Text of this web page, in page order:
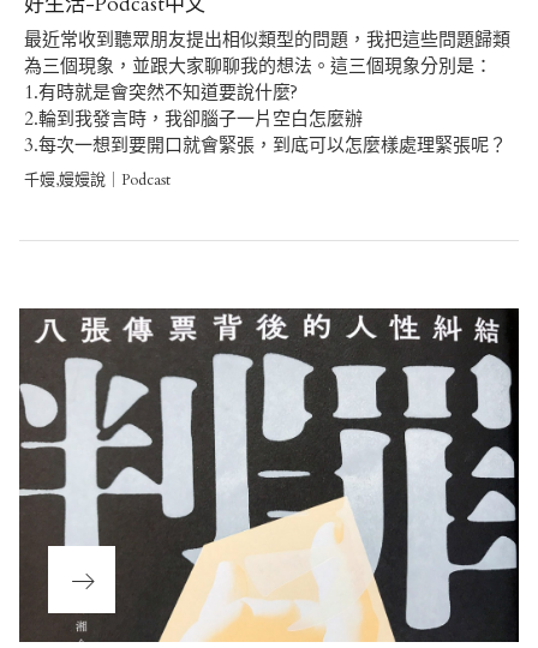
最近常收到聽眾朋友提出相似類型的問題，我把這些問題歸類
為三個現象，並跟大家聊聊我的想法。這三個現象分別是：
1.有時就是會突然不知道要說什麼?
2.輪到我發言時，我卻腦子一片空白怎麼辦
3.每次一想到要開口就會緊張，到底可以怎麼樣處理緊張呢？
千嫚,嫚嫚說｜Podcast
navigation